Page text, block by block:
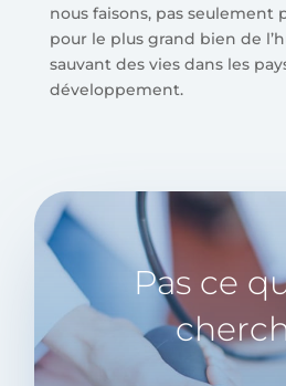
nous faisons, pas seulement
pour le plus grand bien de
sauvant des vies dans les
développement.
Pas ce